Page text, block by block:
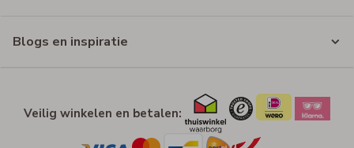
Blogs en inspiratie
Veilig winkelen en betalen: